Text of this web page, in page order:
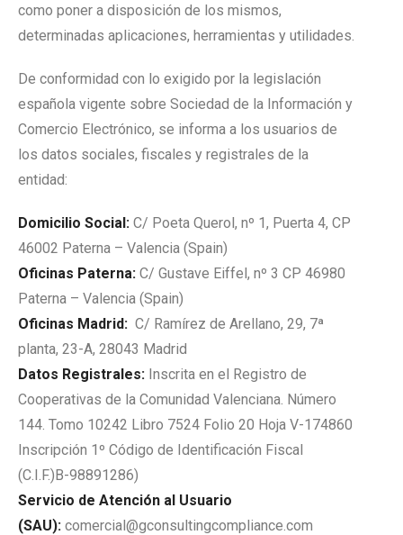
como poner a disposición de los mismos,
determinadas aplicaciones, herramientas y utilidades.
De conformidad con lo exigido por la legislación
española vigente sobre Sociedad de la Información y
Comercio Electrónico, se informa a los usuarios de
los datos sociales, fiscales y registrales de la
entidad:
Domicilio Social: C/ Poeta Querol, nº 1, Puerta 4, CP
46002 Paterna – Valencia (Spain)
Oficinas Paterna: C/ Gustave Eiffel, nº 3 CP 46980
Paterna – Valencia (Spain)
Oficinas Madrid: C/ Ramírez de Arellano, 29, 7ª
planta, 23-A, 28043 Madrid
Datos Registrales: Inscrita en el Registro de
Cooperativas de la Comunidad Valenciana. Número
144. Tomo 10242 Libro 7524 Folio 20 Hoja V-174860
Inscripción 1º Código de Identificación Fiscal
(C.I.F.)B-98891286)
Servicio de Atención al Usuario
(SAU): comercial@gconsultingcompliance.com